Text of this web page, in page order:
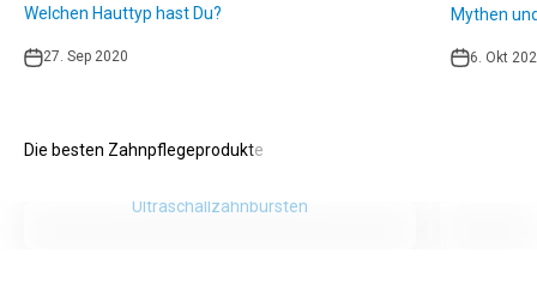
Welchen Hauttyp hast Du?
27. Sep 2020
Mythen
6. Okt
Ultraschallzahnbürsten